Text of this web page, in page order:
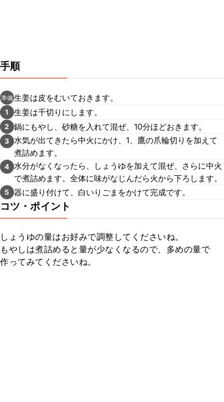
手順
準備生姜は皮をむいておきます。
1 生姜は千切りにします。
2 鍋にもやし、砂糖を入れて混ぜ、10分ほどおきます。
3 水気が出てきたら中火にかけ、1、鷹の爪輪切りを加えて
煮詰めます。
4 水分がなくなったら、しょうゆを加えて混ぜ、さらに中火
で煮詰めます。全体に味がなじんだら火から下ろします。
5 器に盛り付けて、白いりごまをかけて完成です。
コツ・ポイント
しょうゆの量はお好みで調整してくださいね。
もやしは煮詰めると量が少なくなるので、多めの量で
作ってみてくださいね。